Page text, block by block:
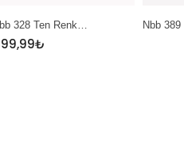
Nbb 389 Sarı Mint…